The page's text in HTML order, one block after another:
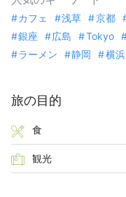
カフェ 浅草 京都
銀座
広島 Tokyo
ラーメン
静岡 横浜
旅の目的
食
観光